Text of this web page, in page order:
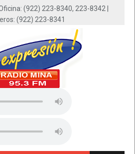
(922) 223-8340, 223-8342 |
(922) 223-8341